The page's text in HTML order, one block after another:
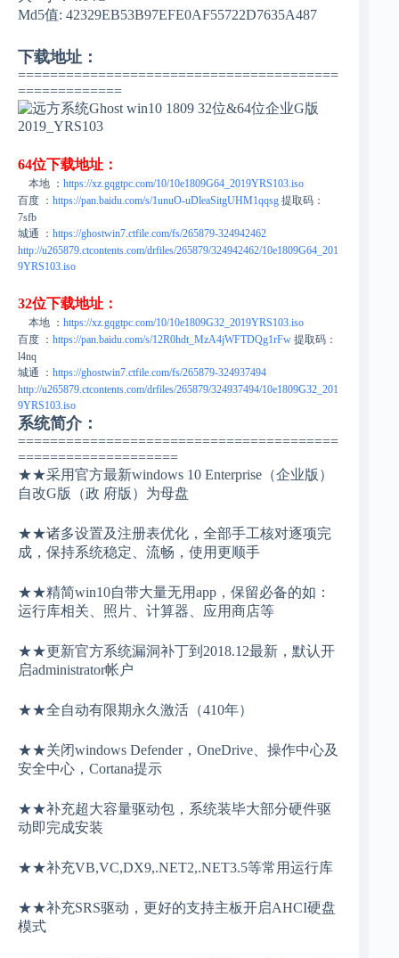
Md5值: 42329EB53B97EFE0AF55722D7635A487
下载地址：
========================================
=============
64位下载地址：
本地 ： https://xz.gqgtpc.com/10/10e1809G64_2019YRS103.iso
百度 ： https://pan.baidu.com/s/1unuO-uDleaSitgUHM1qqsg 提取码：
7sfb
城通 ： https://ghostwin7.ctfile.com/fs/265879-324942462
http://u265879.ctcontents.com/drfiles/265879/324942462/10e1809G64_201
9YRS103.iso
32位下载地址：
本地 ： https://xz.gqgtpc.com/10/10e1809G32_2019YRS103.iso
百度 ： https://pan.baidu.com/s/12R0hdt_MzA4jWFTDQg1rFw 提取码：
l4nq
城通 ： https://ghostwin7.ctfile.com/fs/265879-324937494
http://u265879.ctcontents.com/drfiles/265879/324937494/10e1809G32_201
9YRS103.iso
系统简介：
========================================
====================
★★采用官方最新windows 10 Enterprise（企业版）
自改G版（政 府版）为母盘
★★诸多设置及注册表优化，全部手工核对逐项完
成，保持系统稳定、流畅，使用更顺手
★★精简win10自带大量无用app，保留必备的如：
运行库相关、照片、计算器、应用商店等
★★更新官方系统漏洞补丁到2018.12最新，默认开
启administrator帐户
★★全自动有限期永久激活（410年）
★★关闭windows Defender，OneDrive、操作中心及
安全中心，Cortana提示
★★补充超大容量驱动包，系统装毕大部分硬件驱
动即完成安装
★★补充VB,VC,DX9,.NET2,.NET3.5等常用运行库
★★补充SRS驱动，更好的支持主板开启AHCI硬盘
模式